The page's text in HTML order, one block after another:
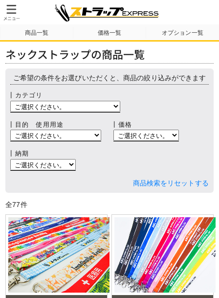
商品一覧 価格一覧 オプション一覧
納期・送料について テンプレート
ネックストラップの商品一覧
ご希望の条件をお選びいただくと、商品の絞り込みができます
┃カテゴリ
┃目的 使用用途 ┃価格
┃納期
商品検索をリセットする
全77件